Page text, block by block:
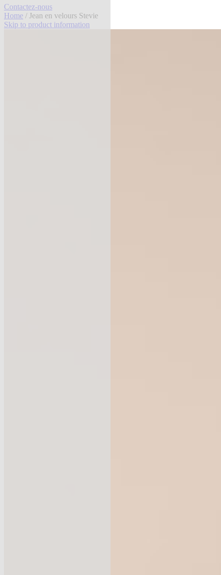
Contactez-nous
Home / Jean en velours Stevie
Skip to product information